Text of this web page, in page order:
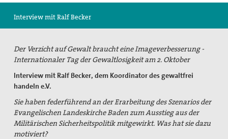
Interview mit Ralf Becker
Der Verzicht auf Gewalt braucht eine Imageverbesserung -
Internationaler Tag der Gewaltlosigkeit am 2. Oktober
Interview mit Ralf Becker, dem Koordinator des gewaltfrei
handeln e.V.
Sie haben federführend an der Erarbeitung des Szenarios der
Evangelischen Landeskirche Baden zum Ausstieg aus der
Militärischen Sicherheitspolitik mitgewirkt. Was hat sie dazu
motiviert?